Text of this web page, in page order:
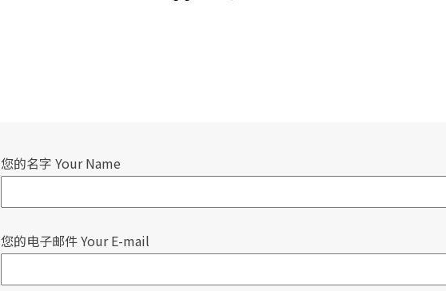
您的名字 Your Name
您的电子邮件 Your E-mail